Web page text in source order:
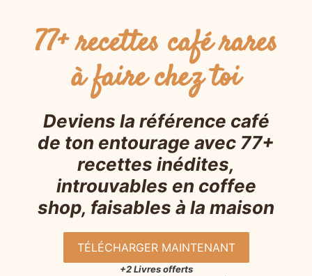
77+ recettes café rares
à faire chez toi
Deviens la référence café
de ton entourage avec 77+
recettes inédites,
introuvables en coffee
shop, faisables à la maison
TÉLÉCHARGER MAINTENANT
+2 Livres offerts